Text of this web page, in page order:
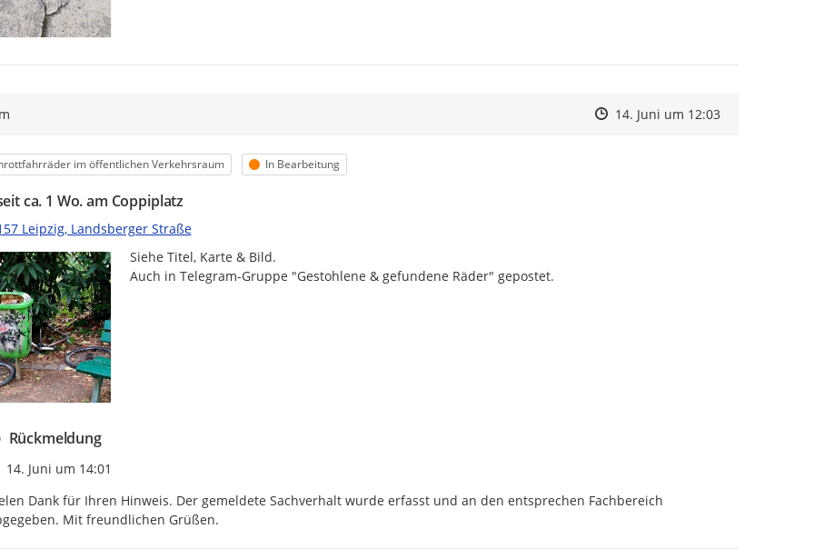
Zeitpunkt des Erstellens
Zeitpunkt des Erstellens
14. Juni um 12:03Zur Äußerung
im öffentlichen Verkehrsraum Status
In Bearbeitung
ca. 1 Wo. am Coppiplatz
Leipzig, Landsberger Straße
Siehe Titel, Karte & Bild.
Auch in Telegram-Gruppe "Gestohlene & gefundene Räder" gepostet.
Rückmeldung
Zeitpunkt des Erstellens
14. Juni um 14:01
Dank für Ihren Hinweis. Der gemeldete Sachverhalt wurde erfasst und an den entsprechen Fachbereich
Mit freundlichen Grüßen.